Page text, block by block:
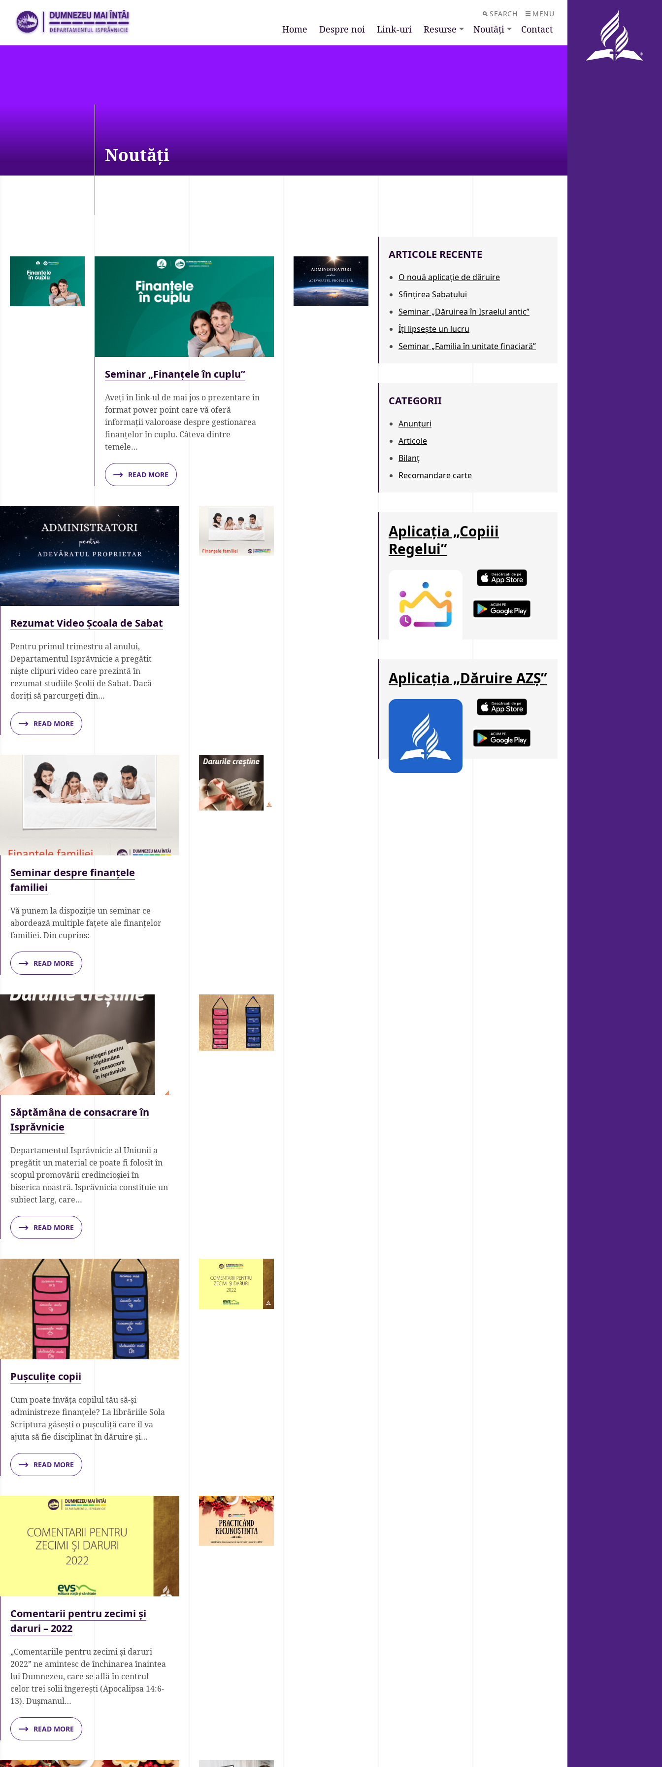
SEARCH MENU
Home Despre noi Link-uri Resurse Noutăți Contact
Noutăți
Seminar „Finanțele în cuplu”
Aveți în link-ul de mai jos o prezentare în
format power point care vă oferă
informații valoroase despre gestionarea
finanțelor în cuplu. Câteva dintre
temele…
READ MORE
Rezumat Video Școala de Sabat
Pentru primul trimestru al anului,
Departamentul Isprăvnicie a pregătit
niște clipuri video care prezintă în
rezumat studiile Școlii de Sabat. Dacă
doriți să parcurgeți din…
READ MORE
Seminar despre finanțele
familiei
Vă punem la dispoziție un seminar ce
abordează multiple fațete ale finanțelor
familiei. Din cuprins:
READ MORE
Săptămâna de consacrare în
Isprăvnicie
Departamentul Isprăvnicie al Uniunii a
pregătit un material ce poate fi folosit în
scopul promovării credincioșiei în
biserica noastră. Isprăvnicia constituie un
subiect larg, care…
READ MORE
Pușculițe copii
Cum poate învăța copilul tău să-și
administreze finanțele? La librăriile Sola
Scriptura găsești o pușculiță care îl va
ajuta să fie disciplinat în dăruire și…
READ MORE
Comentarii pentru zecimi și
daruri – 2022
„Comentariile pentru zecimi și daruri
2022” ne amintesc de închinarea înaintea
lui Dumnezeu, care se află în centrul
celor trei solii îngerești (Apocalipsa 14:6-
13). Dușmanul…
READ MORE
ARTICOLE RECENTE
O nouă aplicație de dăruire
Sfințirea Sabatului
Seminar „Dăruirea în Israelul antic”
Îți lipsește un lucru
Seminar „Familia în unitate finaciară”
CATEGORII
Anunțuri
Articole
Bilanț
Recomandare carte
Aplicația „Copiii
Regelui”
Aplicația „Dăruire AZȘ”